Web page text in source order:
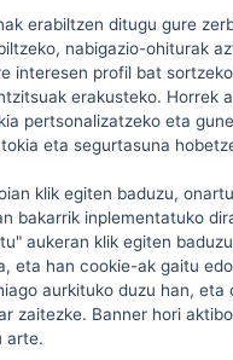
E-
erabiltzen ditugu gure
nabigazio-ohiturak
interesen profil bat
erakusteko. Horrek
pertsonalizatzeko eta
eta segurtasuna
klik egiten baduzu, onartu
bakarrik inplementatuko
aukeran klik egiten
eta han cookie-ak gaitu edo
aurkituko duzu han, eta
zaitezke. Banner hori
arte.